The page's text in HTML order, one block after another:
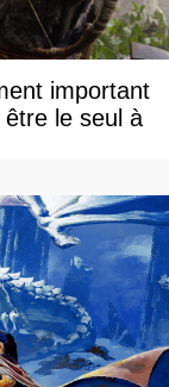
important
le seul à